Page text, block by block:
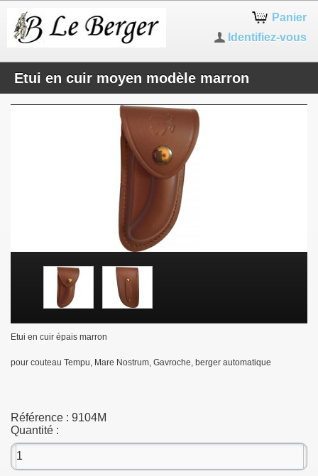
Panier
Identifiez-vous
Etui en cuir moyen modèle marron
Etui en cuir épais marron
pour couteau Tempu, Mare Nostrum, Gavroche, berger automatique
Référence : 9104M
Quantité :